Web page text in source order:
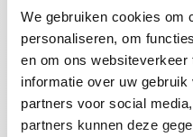
We gebruiken cookies om
personaliseren, om
en om ons
informatie over uw
partners voor social
partners kunnen deze
Bouw je eigen
beauty